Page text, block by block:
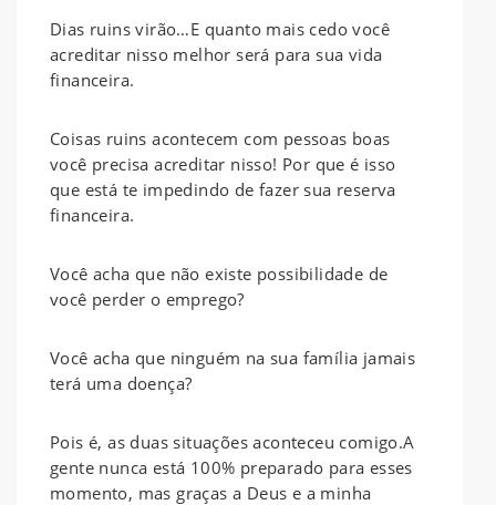
Dias ruins virão…E quanto mais cedo você
acreditar nisso melhor será para sua vida
financeira.
Coisas ruins acontecem com pessoas boas
você precisa acreditar nisso! Por que é isso
que está te impedindo de fazer sua reserva
financeira.
Você acha que não existe possibilidade de
você perder o emprego?
Você acha que ninguém na sua família jamais
terá uma doença?
Pois é, as duas situações aconteceu comigo.A
gente nunca está 100% preparado para esses
momento, mas graças a Deus e a minha